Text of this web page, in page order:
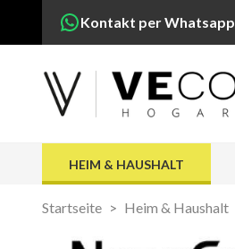
Kontakt per Whatsapp
HEIM & HAUSHALT
Startseite Heim & Haushalt